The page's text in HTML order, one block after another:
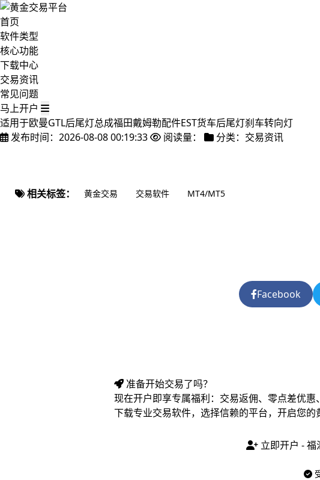
首页
软件类型
核心功能
下载中心
交易资讯
常见问题
马上开户
适用于欧曼GTL后尾灯总成福田戴姆勒配件EST货车后尾灯刹车转向灯
发布时间：2026-08-08 00:19:33
阅读量： 分类：交易资讯
相关标签： 黄金交易 交易软件 MT4/MT5
Facebook
准备开始交易了吗？
现在开户即享专属福利：交易返佣、零点差优惠
下载专业交易软件，选择信赖的平台，开启您的
立即开户 - 福